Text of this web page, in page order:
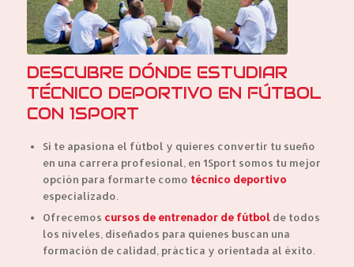
DESCUBRE DÓNDE ESTUDIAR
TÉCNICO DEPORTIVO EN FÚTBOL
CON 1SPORT
Si te apasiona el fútbol y quieres convertir tu sueño
en una carrera profesional, en 1Sport somos tu mejor
opción para formarte como técnico deportivo
especializado.
Ofrecemos cursos de entrenador de fútbolde todos
los niveles, diseñados para quienes buscan una
formación de calidad, práctica y orientada al éxito.